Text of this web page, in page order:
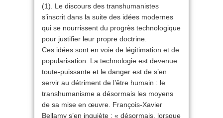
(1). Le discours des transhumanistes
s’inscrit dans la suite des idées modernes
qui se nourrissent du progrès technologique
pour justifier leur propre doctrine.
Ces idées sont en voie de légitimation et de
popularisation. La technologie est devenue
toute-puissante et le danger est de s’en
servir au détriment de l’être humain : le
transhumanisme a désormais les moyens
de sa mise en œuvre. François-Xavier
Bellamy s’en inquiète : « désormais, lorsque